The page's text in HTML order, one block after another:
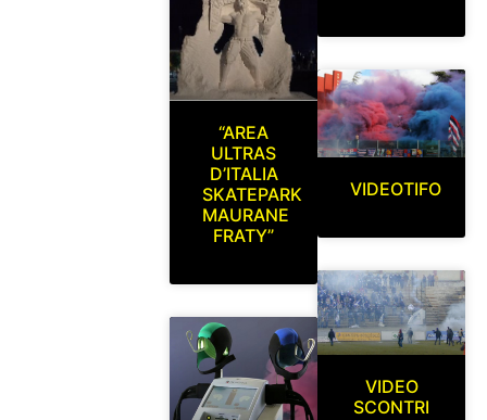
“AREA
ULTRAS
D’ITALIA
SKATEPARK
MAURANE
FRATY”
VIDEOTIFO
VIDEO
SCONTRI